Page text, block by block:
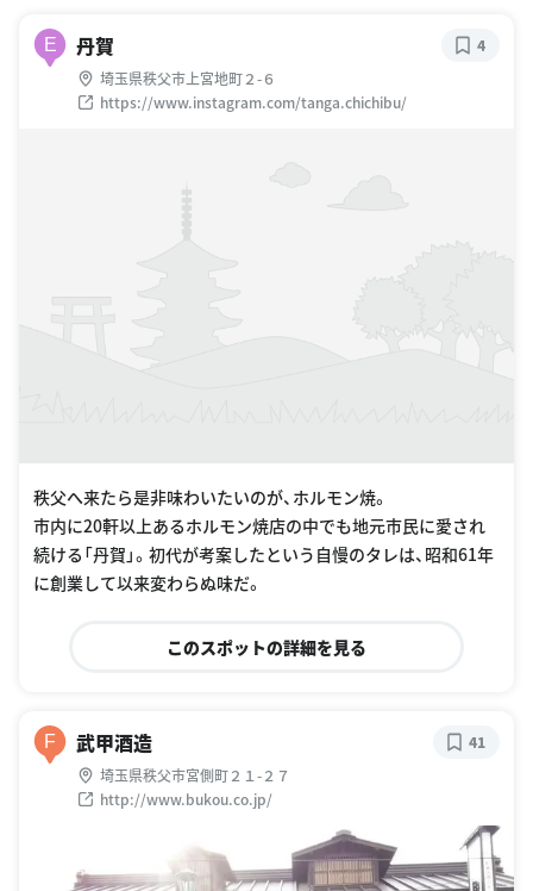
E 丹賀
埼玉県秩父市上宮地町２-６
https://www.instagram.com/tanga.chichibu/
4
秩父へ来たら是非味わいたいのが、ホルモン焼。
市内に20軒以上あるホルモン焼店の中でも地元市民に愛され
続ける「丹賀」。初代が考案したという自慢のタレは、昭和61年
に創業して以来変わらぬ味だ。
このスポットの詳細を見る
F 武甲酒造
埼玉県秩父市宮側町２１-２７
http://www.bukou.co.jp/
41